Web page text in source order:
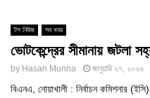
টপ নিউজ সব খবর
ভোটকেন্দ্রের সীমানায় জটলা
by Hasan Munna জানুয়ারি ২৭, ২০২৬
বিএনএ, নোয়াখালী : নির্বাচন কমিশনার